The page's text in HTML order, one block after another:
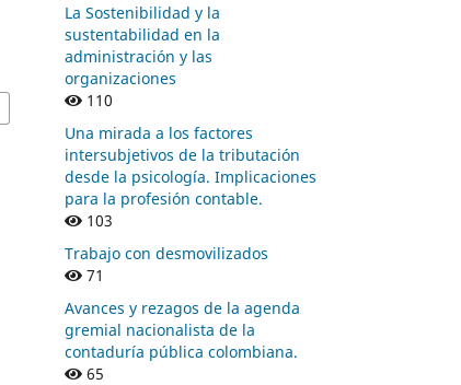
La Sostenibilidad y la
sustentabilidad en la
administración y las
organizaciones
110
Una mirada a los factores
intersubjetivos de la tributación
desde la psicología. Implicaciones
para la profesión contable.
103
Trabajo con desmovilizados
71
Avances y rezagos de la agenda
gremial nacionalista de la
contaduría pública colombiana.
65